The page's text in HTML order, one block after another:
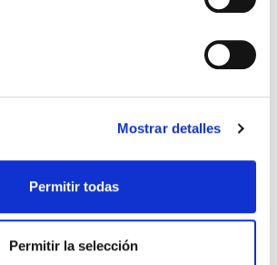
Mostrar detalles
Permitir todas
Permitir la selección